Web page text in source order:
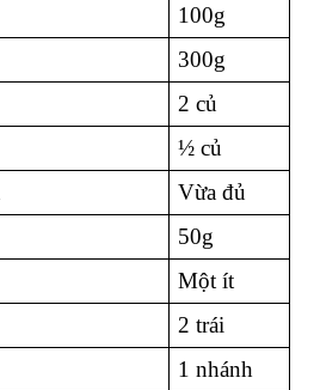
100g
300g
2 củ
½ củ
Vừa đủ
50g
Một ít
2 trái
1 nhánh